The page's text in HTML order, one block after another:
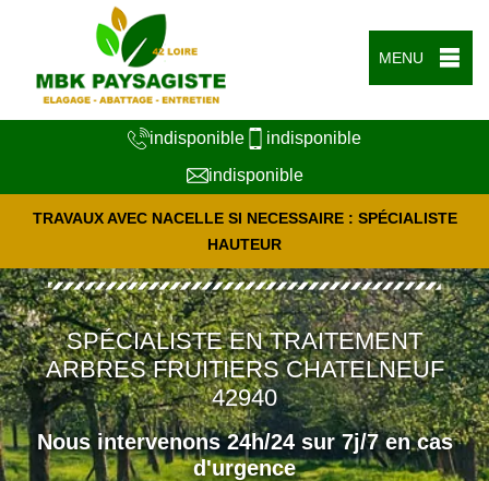
MENU
indisponible
indisponible
indisponible
TRAVAUX AVEC NACELLE SI NECESSAIRE : SPÉCIALISTE
HAUTEUR
SPÉCIALISTE EN TRAITEMENT
ARBRES FRUITIERS CHATELNEUF
42940
Nous intervenons 24h/24 sur 7j/7 en cas
d'urgence